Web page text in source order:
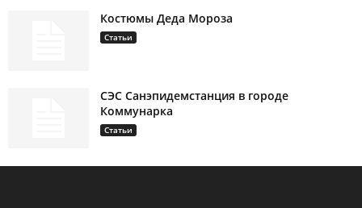
Костюмы Деда Мороза
Статьи
СЭС Санэпидемстанция в городе
Коммунарка
Статьи